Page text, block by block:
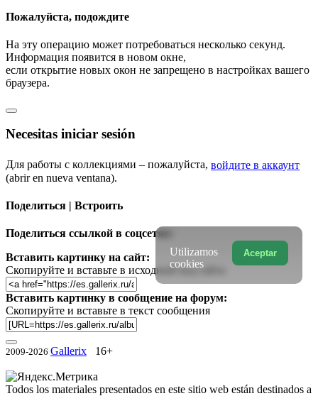
Пожалуйста, подождите
На эту операцию может потребоваться несколько секунд.
Информация появится в новом окне,
если открытие новых окон не запрещено в настройках вашего
браузера.
Necesitas iniciar sesión
Для работы с коллекциями – пожалуйста, войдите в аккаунт
(abrir en nueva ventana).
Поделиться | Встроить
Поделиться ссылкой в соцсетях:
Вставить картинку на сайт:
Скопируйте и вставьте в исходный код сайта
Вставить картинку в сообщение на форум:
Скопируйте и вставьте в текст сообщения
2009-2026 Gallerix 16+
Todos los materiales presentados en este sitio web están destinados a
Aceptar
Utilizamos
cookies